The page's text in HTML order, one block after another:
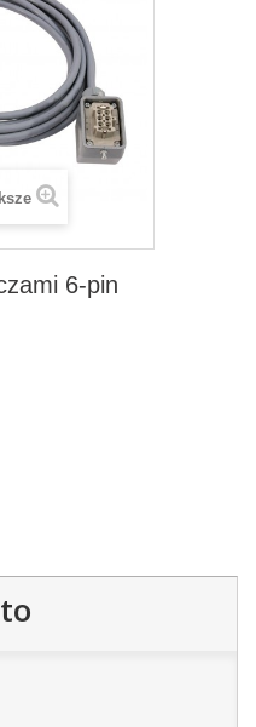
6-pin